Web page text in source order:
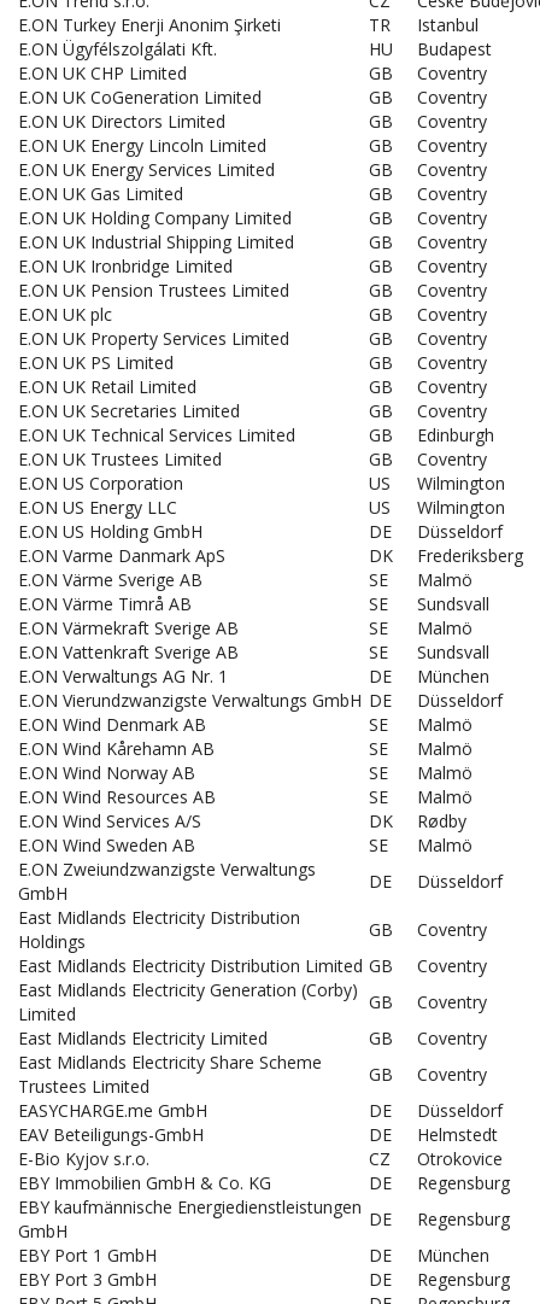
E.ON Turkey Enerji Anonim Şirketi
TR
Istanbul
E.ON Ügyfélszolgálati Kft.
HU
Budapest
E.ON UK CHP Limited
GB
Coventry
E.ON UK CoGeneration Limited
GB
Coventry
E.ON UK Directors Limited
GB
Coventry
E.ON UK Energy Lincoln Limited
GB
Coventry
E.ON UK Energy Services Limited
GB
Coventry
E.ON UK Gas Limited
GB
Coventry
E.ON UK Holding Company Limited
GB
Coventry
E.ON UK Industrial Shipping Limited
GB
Coventry
E.ON UK Ironbridge Limited
GB
Coventry
E.ON UK Pension Trustees Limited
GB
Coventry
E.ON UK plc
GB
Coventry
E.ON UK Property Services Limited
GB
Coventry
E.ON UK PS Limited
GB
Coventry
E.ON UK Retail Limited
GB
Coventry
E.ON UK Secretaries Limited
GB
Coventry
E.ON UK Technical Services Limited
GB
Edinburgh
E.ON UK Trustees Limited
GB
Coventry
E.ON US Corporation
US
Wilmington
E.ON US Energy LLC
US
Wilmington
E.ON US Holding GmbH
DE
Düsseldorf
E.ON Varme Danmark ApS
DK
Frederiksberg
E.ON Värme Sverige AB
SE
Malmö
E.ON Värme Timrå AB
SE
Sundsvall
E.ON Värmekraft Sverige AB
SE
Malmö
E.ON Vattenkraft Sverige AB
SE
Sundsvall
E.ON Verwaltungs AG Nr. 1
DE
München
E.ON Vierundzwanzigste Verwaltungs GmbH DE
Düsseldorf
E.ON Wind Denmark AB
SE
Malmö
E.ON Wind Kårehamn AB
SE
Malmö
E.ON Wind Norway AB
SE
Malmö
E.ON Wind Resources AB
SE
Malmö
E.ON Wind Services A/S
DK
Rødby
E.ON Wind Sweden AB
SE
Malmö
E.ON Zweiundzwanzigste Verwaltungs
GmbH
DE
Düsseldorf
East Midlands Electricity Distribution
Holdings
GB
Coventry
East Midlands Electricity Distribution Limited GB
Coventry
East Midlands Electricity Generation (Corby)
Limited
GB
Coventry
East Midlands Electricity Limited
GB
Coventry
East Midlands Electricity Share Scheme
Trustees Limited
GB
Coventry
EASYCHARGE.me GmbH
DE
Düsseldorf
EAV Beteiligungs-GmbH
DE
Helmstedt
E-Bio Kyjov s.r.o.
CZ
Otrokovice
EBY Immobilien GmbH & Co. KG
DE
Regensburg
EBY kaufmännische Energiedienstleistungen
GmbH
DE
Regensburg
EBY Port 1 GmbH
DE
München
EBY Port 3 GmbH
DE
Regensburg